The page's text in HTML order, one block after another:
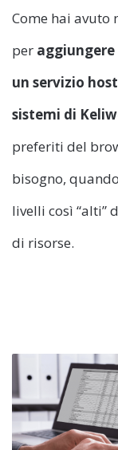
Come hai avuto
per aggiungere
un servizio
sistemi di
preferiti del
bisogno,
livelli così “alti”
di risorse.